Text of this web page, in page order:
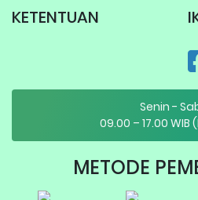
KETENTUAN
Senin -
09.00 – 17.00 WIB
METODE